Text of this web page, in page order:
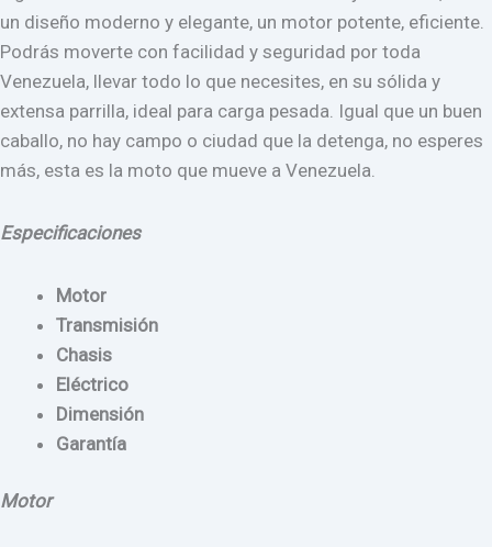
un diseño moderno y elegante, un motor potente, eficiente.
Podrás moverte con facilidad y seguridad por toda
Venezuela, llevar todo lo que necesites, en su sólida y
extensa parrilla, ideal para carga pesada. Igual que un buen
caballo, no hay campo o ciudad que la detenga, no esperes
más, esta es la moto que mueve a Venezuela.
Especificaciones
Motor
Transmisión
Chasis
Eléctrico
Dimensión
Garantía
Motor